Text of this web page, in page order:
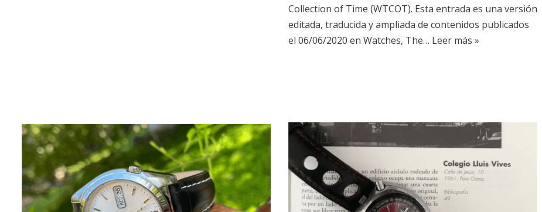
Collection of Time (WTCOT). Esta entrada es una versión
editada, traducida y ampliada de contenidos publicados
el 06/06/2020 en Watches, The… Leer más »